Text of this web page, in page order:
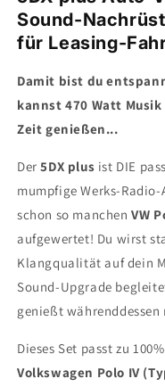
(Facelift)
Sound-
für Leasing-
Damit bist du
kannst 470 Watt
Zeit genießen...
Der5DX plus ist DIE
mumpfige Werks-
schon so manchenVW
aufgewertet! Du wirst
Klangqualität auf dein
Sound-Upgrade
genießt währenddessen
Dieses Set passt zu
Volkswagen Polo IV